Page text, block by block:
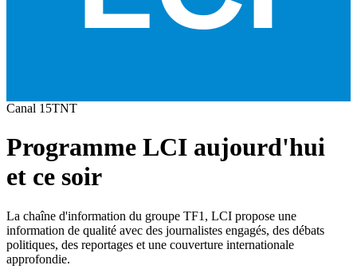
Canal 15TNT
Programme LCI aujourd'hui
et ce soir
La chaîne d'information du groupe TF1, LCI propose une
information de qualité avec des journalistes engagés, des débats
politiques, des reportages et une couverture internationale
approfondie.